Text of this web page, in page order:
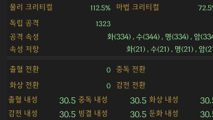
물리 크리티컬 112.5% 마법 크리티컬
독립 공격 1323
공격 속성
화(334) , 수(344) , 명(334) , 암
속성 저항
화(21) , 수(21) , 명(21) , 암
출혈 전환 0 중독 전환
화상 전환 0 감전 전환
출혈 내성 30.5 중독 내성 30.5 화상 내성
감전 내성 30.5 빙결 내성 30.5 둔화 내성